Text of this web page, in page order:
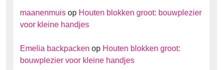
maanenmuis op Houten blokken groot: bouwplezier
voor kleine handjes
Emelia backpacken op Houten blokken groot:
bouwplezier voor kleine handjes